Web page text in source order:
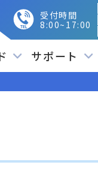
受付時間
8:00~17:00
サポート